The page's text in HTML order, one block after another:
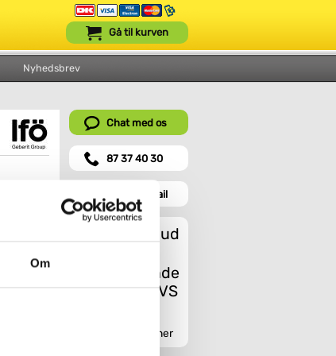
Om
Nyhedsbrev
Gå til kurven
Chat med os
87 37 40 30
Send en mail
Et godt tilbud
Indhent tilbud her